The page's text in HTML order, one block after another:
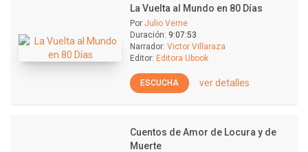
La Vuelta al Mundo en 80 Días
Por Julio Verne
Duración: 9:07:53
Narrador: Victor Villaraza
Editor: Editora Ubook
ESCUCHA ver detalles
Cuentos de Amor de Locura y de
Muerte